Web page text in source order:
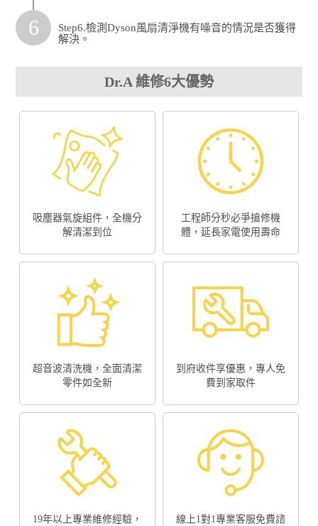
6
Step6.檢測Dyson風扇清淨機有噪音的情況是否獲得
解決。
Dr.A 維修6大優勢
吸塵器氣旋組件，全機分
解清潔到位
工程師分秒必爭搶修機
體，延長家電使用壽命
超音波清洗機，全面清潔
零件如全新
到府收件享優惠，專人免
費到家取件
19年以上專業維修經驗，
線上1對1專業客服免費諮